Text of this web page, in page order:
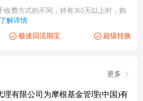
收费方式的不同，持有365天以上时，购
了解详情
极速回活期宝 超级转换
更多
理有限公司为摩根基金管理(中国)有